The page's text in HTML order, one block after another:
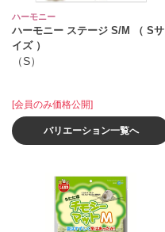
ハーモニー
ハーモニー ステージ S/M （ Sサ
イズ ）
（S）
[会員のみ価格公開]
バリエーション一覧へ